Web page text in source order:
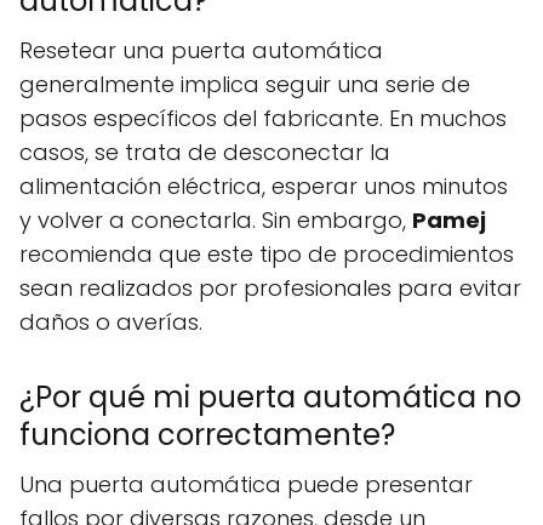
Resetear una puerta automática
generalmente implica seguir una serie de
pasos específicos del fabricante. En muchos
casos, se trata de desconectar la
alimentación eléctrica, esperar unos minutos
y volver a conectarla. Sin embargo, Pamej
recomienda que este tipo de procedimientos
sean realizados por profesionales para evitar
daños o averías.
¿Por qué mi puerta automática no
funciona correctamente?
Una puerta automática puede presentar
fallos por diversas razones, desde un